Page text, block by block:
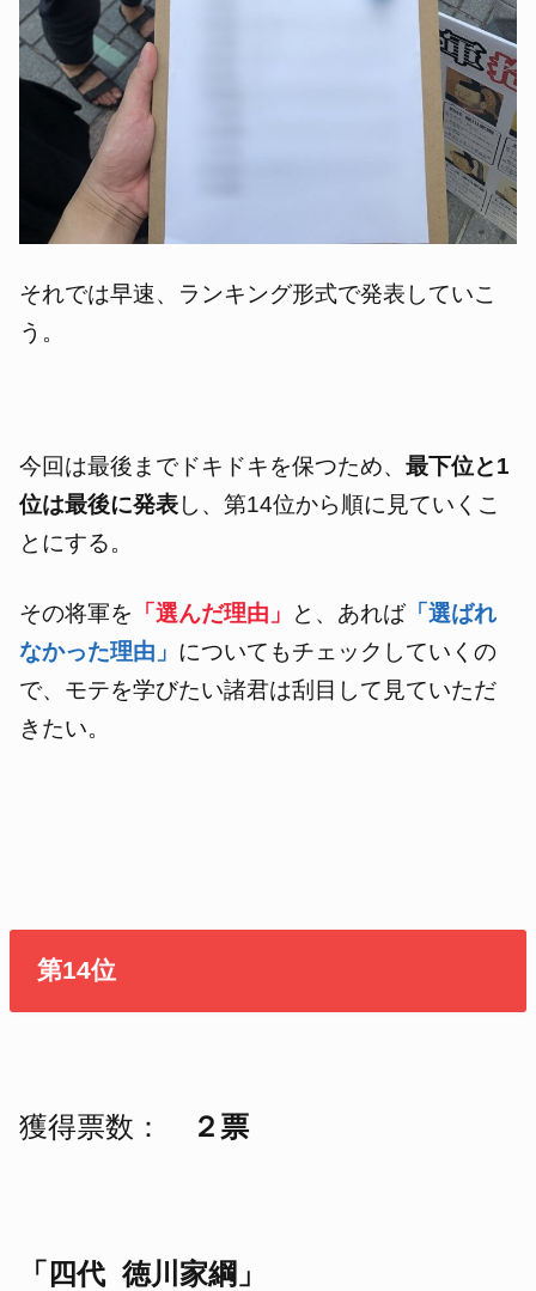
それでは早速、ランキング形式で発表していこ
う。
今回は最後までドキドキを保つため、最下位と1
位は最後に発表し、第14位から順に見ていくこ
とにする。
その将軍を 「選んだ理由」 と、あれば「選ばれ
なかった理由」 についてもチェックしていくの
で、モテを学びたい諸君は刮目して見ていただ
きたい。
第14位
獲得票数： ２票
「四代 徳川家綱」